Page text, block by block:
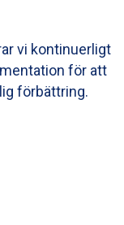
vi kontinuerligt
för att
förbättring.